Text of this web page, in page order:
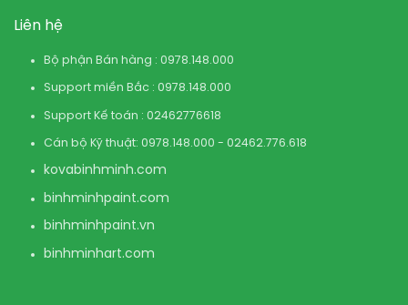
Liên hệ
Bộ phận Bán hàng : 0978.148.000
Support miền Bắc : 0978.148.000
Support Kế toán : 02462776618
Cán bộ Kỹ thuật: 0978.148.000 - 02462.776.618
kovabinhminh.com
binhminhpaint.com
binhminhpaint.vn
binhminhart.com